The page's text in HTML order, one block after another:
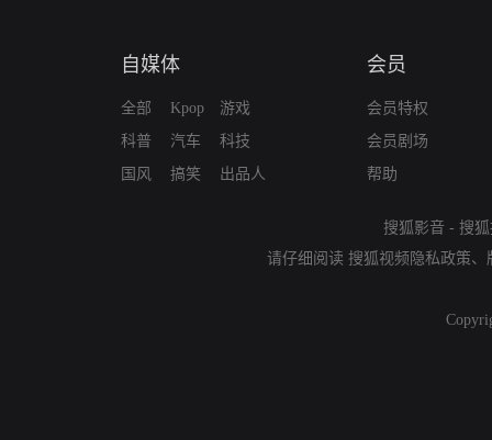
自媒体
全部
科普
国风
Kpop
汽车
搞笑
游戏
科技
出品人
会员
会员特权
会员剧场
帮助
搜狐影音 - 搜
请仔细阅读 搜狐视频隐私政策、